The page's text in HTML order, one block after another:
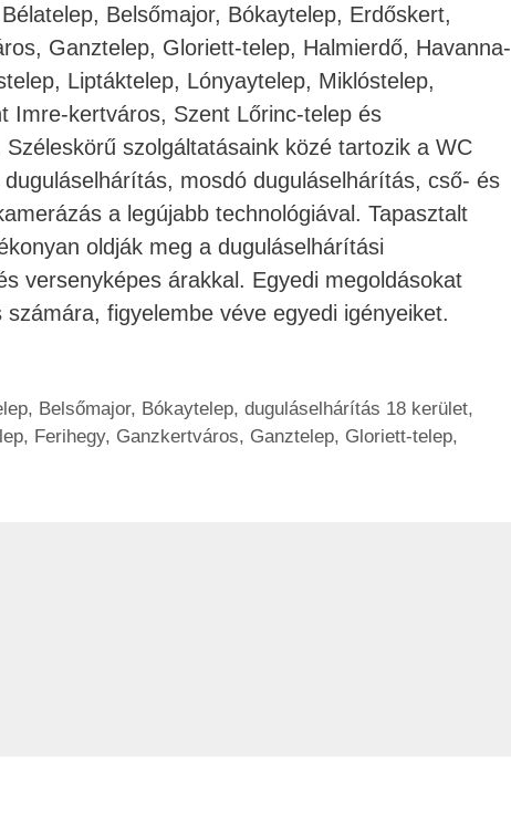
Belsőmajor, Bókaytelep, Erdőskert,
Ganztelep, Gloriett-telep, Halmierdő, Havanna-
Liptáktelep, Lónyaytelep, Miklóstelep,
Imre-kertváros, Szent Lőrinc-telep és
szolgáltatásaink közé tartozik a WC
mosdó duguláselhárítás, cső- és
a legújabb technológiával. Tapasztalt
oldják meg a duguláselhárítási
versenyképes árakkal. Egyedi megoldásokat
figyelembe véve egyedi igényeiket.
, Belsőmajor, Bókaytelep,duguláselhárítás 18 kerület,
, Ferihegy, Ganzkertváros, Ganztelep, Gloriett-telep,